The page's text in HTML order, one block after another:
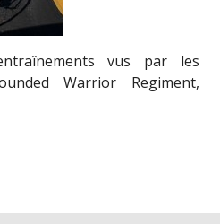
vus par les
Warrior Regiment,